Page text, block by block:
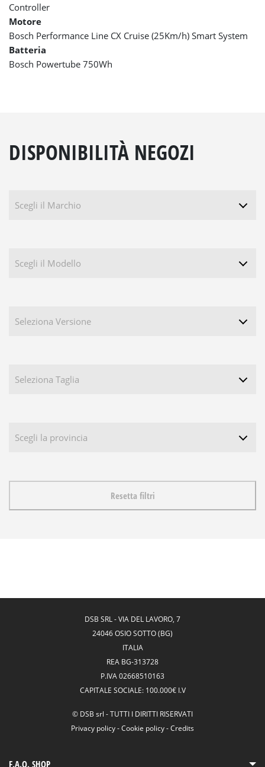
Controller
Motore
Bosch Performance Line CX Cruise (25Km/h) Smart System
Batteria
Bosch Powertube 750Wh
DISPONIBILITÀ NEGOZI
Resetta filtri
DSB SRL-VIA DEL LAVORO, 7
24046 OSIO SOTTO (BG)
ITALIA
REA BG-313728
P.IVA02668510163
CAPITALE SOCIALE: 100.000€ I.V
© DSB srl -TUTTI I DIRITTI RISERVATI
Privacy policy-Cookie policy-Credits
F.A.Q. SHOP